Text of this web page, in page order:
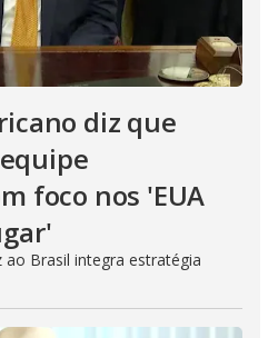
diz que
foco nos 'EUA
ao Brasil integra estratégia